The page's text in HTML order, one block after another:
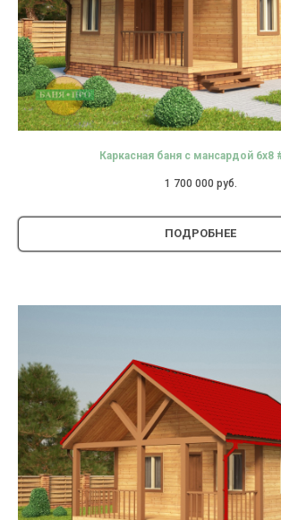
Каркасная баня с мансардой 6х8
1 700 000 руб.
ПОДРОБНЕЕ